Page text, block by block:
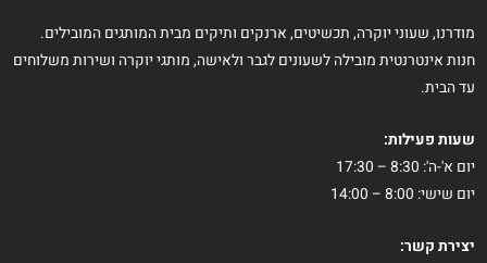
מודרנו, שעוני יוקרה, תכשיטים, ארנקים ותיקים מבית המותגים המובילים.
חנות אינטרנטית מובילה לשעונים לגבר ולאישה, מותגי יוקרה ושירות משלוחים
עד הבית.
שעות פעילות:
יום א'-ה': 8:30 – 17:30
יום שישי: 8:00 – 14:00
יצירת קשר: